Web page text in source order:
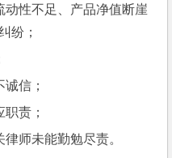
动性不足、产品净值断崖
纷；
诚信；
职责；
律师未能勤勉尽责。